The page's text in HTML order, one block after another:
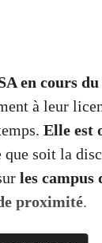
en cours
à leur
Elle est
que soit la
les campus
proximité.